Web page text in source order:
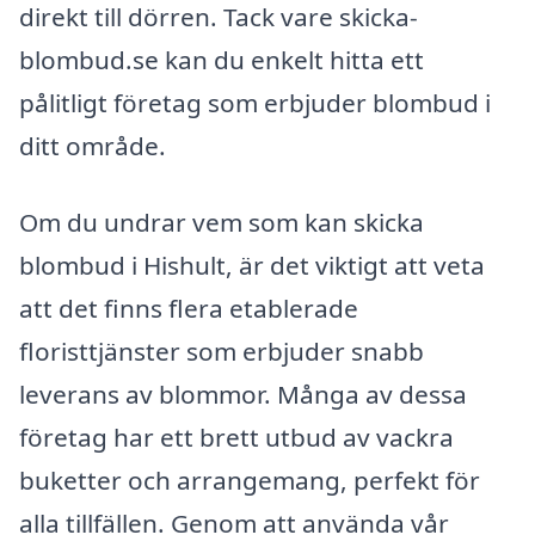
direkt till dörren. Tack vare skicka-
blombud.se kan du enkelt hitta ett
pålitligt företag som erbjuder blombud i
ditt område.
Om du undrar vem som kan skicka
blombud i Hishult, är det viktigt att veta
att det finns flera etablerade
floristtjänster som erbjuder snabb
leverans av blommor. Många av dessa
företag har ett brett utbud av vackra
buketter och arrangemang, perfekt för
alla tillfällen. Genom att använda vår